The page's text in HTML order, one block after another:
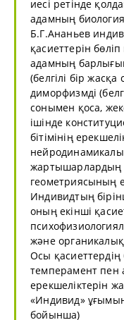
иесі ретінде
адамның
Б.Г.Ананьев
қасиеттерін
адамның
(белгілі бір
диморфизмді
сонымен қоса,
ішінде
бітімінің
жартышарлардың
геометриясының
Индивидтың
оның екінші
және
Осы
темперамент
ерекшеліктерін
«Индивид»
бойынша)